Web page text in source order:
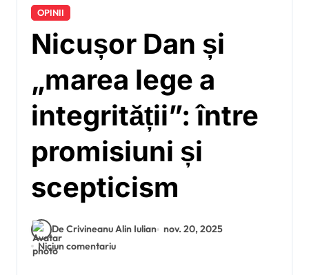
OPINII
Nicușor Dan și
„marea lege a
integrității”: între
promisiuni și
scepticism
De Crivineanu Alin Iulian nov. 20, 2025
Niciun comentariu